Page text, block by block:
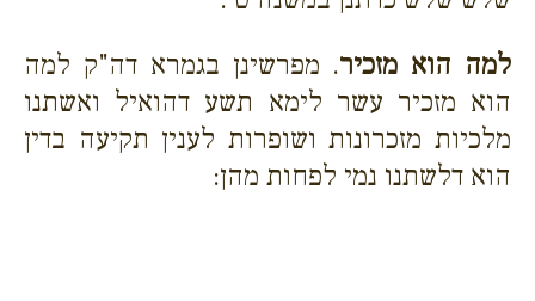
למה הוא מזכיר. מפרשינן בגמרא דה"ק למה
הוא מזכיר עשר לימא תשע דהואיל ואשתנו
מלכיות מזכרונות ושופרות לענין תקיעה בדין
הוא דלשתנו נמי לפחות מהן: